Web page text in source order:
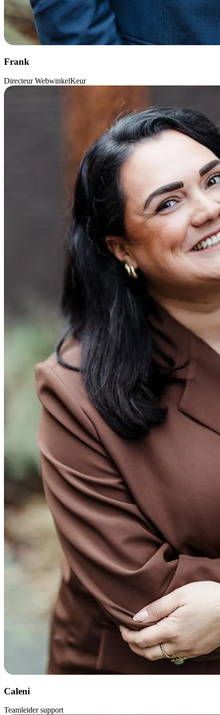
Frank
Directeur WebwinkelKeur
Caleni
Teamleider support